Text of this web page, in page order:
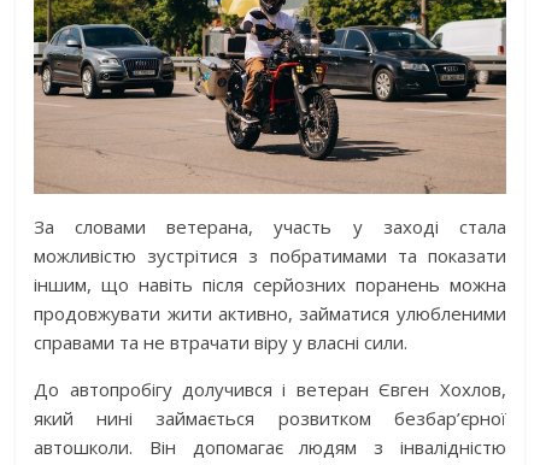
За словами ветерана, участь у заході стала
можливістю зустрітися з побратимами та показати
іншим, що навіть після серйозних поранень можна
продовжувати жити активно, займатися улюбленими
справами та не втрачати віру у власні сили.
До автопробігу долучився і ветеран Євген Хохлов,
який нині займається розвитком безбар’єрної
автошколи. Він допомагає людям з інвалідністю